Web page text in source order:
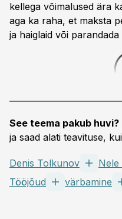
kellega võimalused ära
aga ka raha, et maksta
ja haiglaid või parandada
See teema pakub huvi?
ja saad alati teavituse,
Denis Tolkunov Nele
Tööjõud
värbamine